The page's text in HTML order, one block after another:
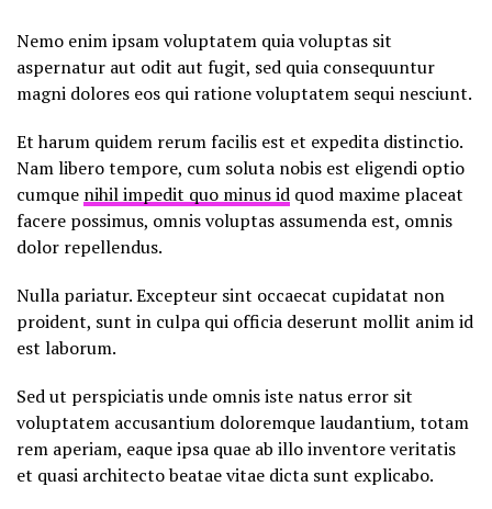
Nemo enim ipsam voluptatem quia voluptas sit
aspernatur aut odit aut fugit, sed quia consequuntur
magni dolores eos qui ratione voluptatem sequi nesciunt.
Et harum quidem rerum facilis est et expedita distinctio.
Nam libero tempore, cum soluta nobis est eligendi optio
cumque nihil impedit quo minus id quod maxime placeat
facere possimus, omnis voluptas assumenda est, omnis
dolor repellendus.
Nulla pariatur. Excepteur sint occaecat cupidatat non
proident, sunt in culpa qui officia deserunt mollit anim id
est laborum.
Sed ut perspiciatis unde omnis iste natus error sit
voluptatem accusantium doloremque laudantium, totam
rem aperiam, eaque ipsa quae ab illo inventore veritatis
et quasi architecto beatae vitae dicta sunt explicabo.